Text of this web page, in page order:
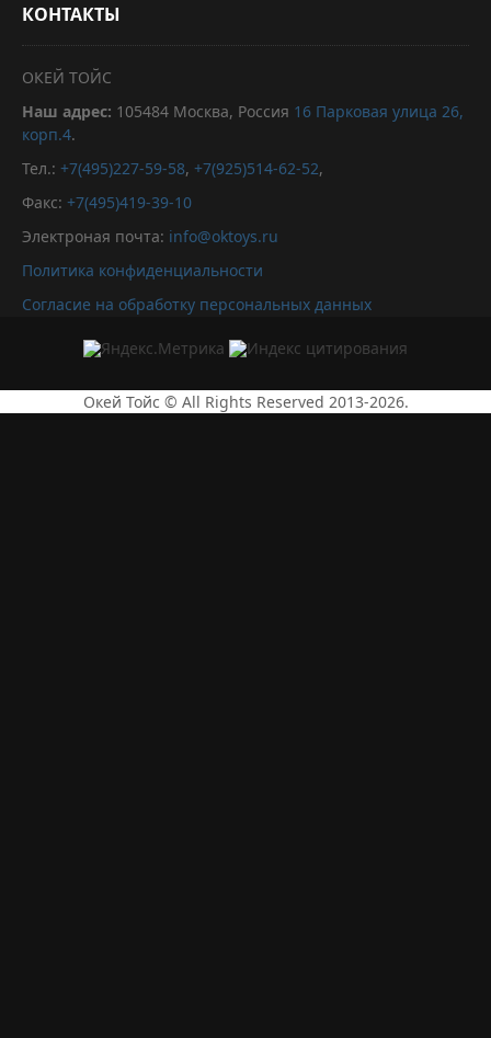
КОНТАКТЫ
ОКЕЙ ТОЙС
Наш адрес: 105484 Москва, Россия 16 Парковая улица 26,
корп.4.
Тел.: +7(495)227-59-58, +7(925)514-62-52,
Факс: +7(495)419-39-10
Электроная почта: info@oktoys.ru
Политика конфиденциальности
Согласие на обработку персональных данных
Окей Тойс © All Rights Reserved 2013-2026.